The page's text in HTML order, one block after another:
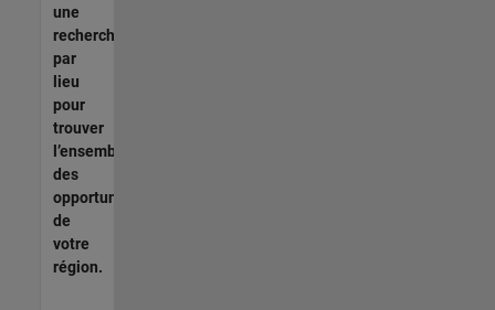
une
recherche
par
lieu
pour
trouver
l’ensemble
des
opportunités
de
votre
région.